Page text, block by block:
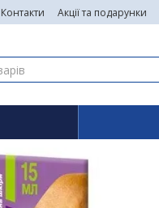
Контакти Акції та подарунки